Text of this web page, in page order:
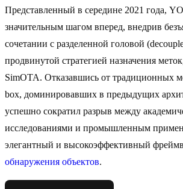
Представленный в середине 2021 года,
значительным шагом вперед, внедрив
сочетании с разделенной головой
продвинутой стратегией назначения
SimOTA. Отказавшись от традиционных
box, доминировавших в предыдущих
успешно сократил разрыв между
исследованиями и промышленным
элегантный и высокоэффективный
обнаружения объектов.